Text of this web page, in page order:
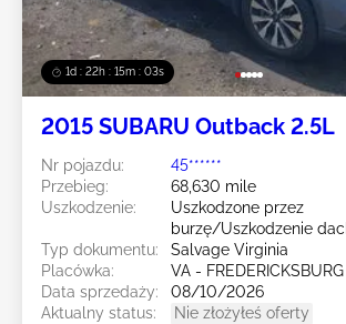
1d : 22h : 15m : 00s
2015 SUBARU Outback 2.5L
Nr pojazdu:
45******
Przebieg:
68,630 mile
Uszkodzenie:
Uszkodzone przez
burzę/Uszkodzenie
Typ dokumentu:
Salvage Virginia
Placówka:
VA - FREDERICKSBURG
Data sprzedaży:
08/10/2026
Aktualny status:
Nie złożyłeś oferty